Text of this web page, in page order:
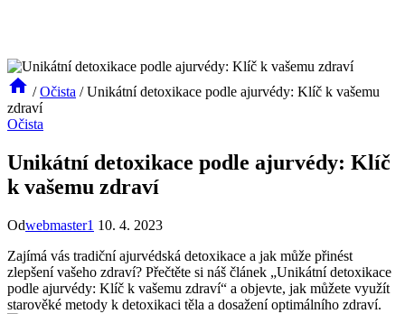
/ Očista / Unikátní detoxikace podle ajurvédy: Klíč k vašemu
zdraví
Očista
Unikátní detoxikace podle ajurvédy: Klíč
k vašemu zdraví
Odwebmaster1 10. 4. 2023
Zajímá vás tradiční ajurvédská detoxikace a jak může přinést
zlepšení vašeho zdraví? Přečtěte si náš článek „Unikátní detoxikace
podle ajurvédy: Klíč k vašemu zdraví“ a objevte, jak můžete využít
starověké metody k detoxikaci těla a dosažení optimálního zdraví.